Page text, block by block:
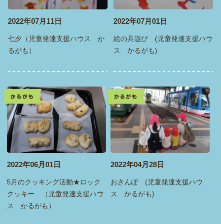
2022年07月11日
七夕（児童発達支援ハウス か
るがも）
2022年07月01日
絵の具遊び (児童発達支援ハウ
ス かるがも)
かるがも
2022年06月01日
5月のクッキング活動★ロック
クッキー （児童発達支援ハウ
ス かるがも）
かるがも
2022年04月28日
おさんぽ (児童発達支援ハウ
ス かるがも)